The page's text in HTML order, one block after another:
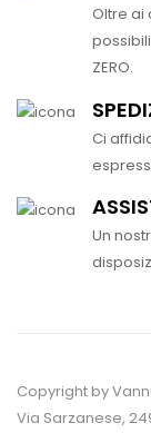
Oltre ai
ZERO.
Ci
Un
Copyright by
Via Sarzanese,